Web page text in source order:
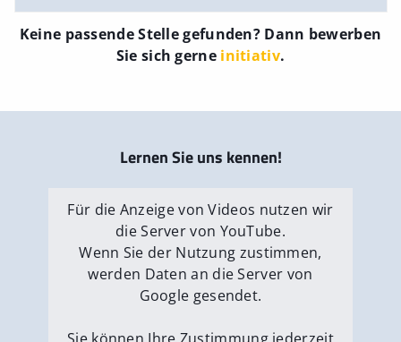
Keine passende Stelle gefunden? Dann bewerben
Sie sich gerne initiativ.
Lernen Sie uns kennen!
Für die Anzeige von Videos nutzen wir
die Server von YouTube.
Wenn Sie der Nutzung zustimmen,
werden Daten an die Server von
Google gesendet.